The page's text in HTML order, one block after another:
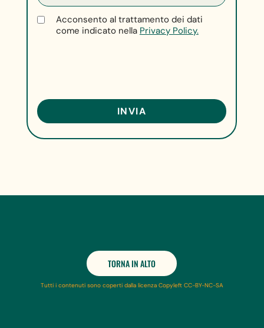
Acconsento al trattamento dei dati
come indicato nella Privacy Policy.
TORNA IN ALTO
Tutti i contenuti sono coperti dalla licenza Copyleft CC-BY-NC-SA